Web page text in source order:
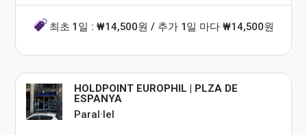
최초 1일 : ₩14,500원 / 추가 1일 마다 ₩14,500원
HOLDPOINT EUROPHIL | PLZA DE
ESPANYA
Paral·lel